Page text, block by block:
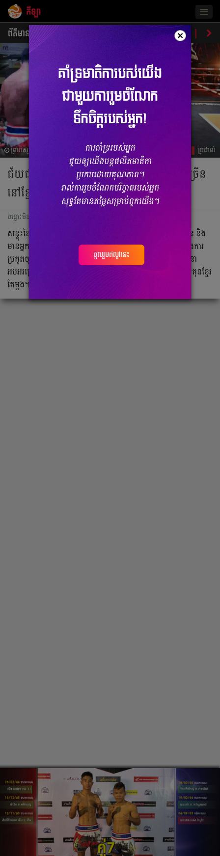
កីឡា
ព័ត៌មាន បាល់ទាត់ ប្រវត្តិ​​ វិភា
ព្រហស្បតិ៍, 6 កក្កដា 2023 04:05 ប្រដាល់
ជ័យជម្នះ​យប់​មិញ​របស់​ សុខ​ ធី​ មាន​ការ​សាទរ​ច្រើន​
នៅ​ខ្មែរ​មាន​ទាំង​កីឡាករ​ គ្រូ​ និង​ឧកញ៉ា​
ចន្លោះមិនឃើញ
សន្ទុះ​នៃ​ការ​គាំទ្រ​របស់​កីឡាករ​ សុខ​ ធី​ ពេល​ប្រកួត​ម្ដងៗ​នៅ​តែ​ច្រើន​ និង​
មាន​អ្នក​តាមដាន​ទស្សនា​ច្រើន​ពិសេស​អ្នក​នៅ​ខ្មែរ​តែ​ម្ដង។​ ជាក់ស្ដែង​ការ​
ប្រកួត​ចុង​ក្រោយ​របស់​គេ​មុន​មក​ខ្មែរ​នេះ​មាន​ការ​តាមដាន​ និង​ទស្សនា​
អបអរ​ច្រើន​ដូច​ជា​គ្រូៗ​ កីឡាករ​ខ្មែរ​ Admin live​ ពិសេស​គឺ​អ្នក​គាំទ្រ​គុន​ខ្មែរ​
តែ​ម្ដង។​
×
ចូលរួមឥលូវនេះ